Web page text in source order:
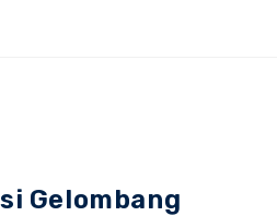
Gelombang